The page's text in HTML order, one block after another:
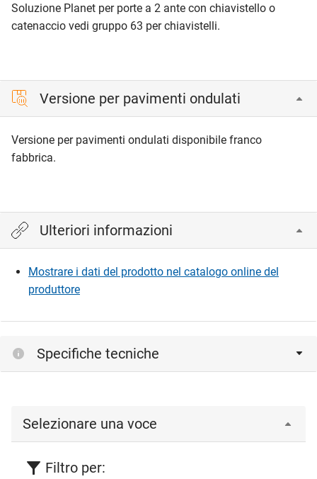
Soluzione Planet per porte a 2 ante con chiavistello o
catenaccio vedi gruppo 63 per chiavistelli.
Versione per pavimenti ondulati
Versione per pavimenti ondulati disponibile franco
fabbrica.
Ulteriori informazioni
Mostrare i dati del prodotto nel catalogo online del
produttore
Specifiche tecniche
Selezionare una voce
Filtro per: